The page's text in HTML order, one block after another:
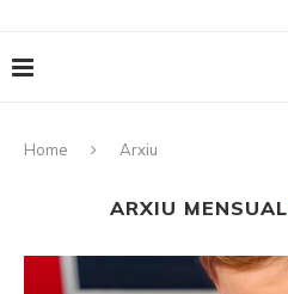
Home Arxiu
ARXIU MENSUAL